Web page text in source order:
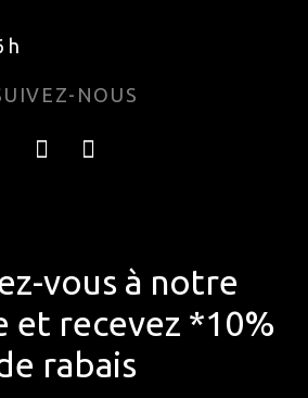
h
NOUS
vous à notre
recevez *10%
rabais